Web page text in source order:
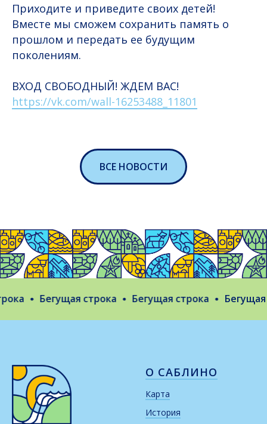
Приходите и приведите своих детей!
Вместе мы сможем сохранить память о
прошлом и передать ее будущим
поколениям.
ВХОД СВОБОДНЫЙ! ЖДЕМ ВАС!
https://vk.com/wall-16253488_11801
ВСЕ НОВОСТИ
Бегущая строка Бегущая строка Бегущая
О САБЛИНО
Карта
История